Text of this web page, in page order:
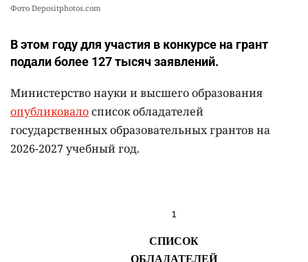
Фото Depositphotos.com
В этом году для участия в конкурсе на грант
подали более 127 тысяч заявлений.
Министерство науки и высшего образования
опубликовалосписок обладателей
государственных образовательных грантов на
2026-2027 учебный год.